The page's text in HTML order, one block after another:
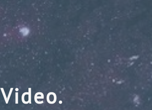
Video.